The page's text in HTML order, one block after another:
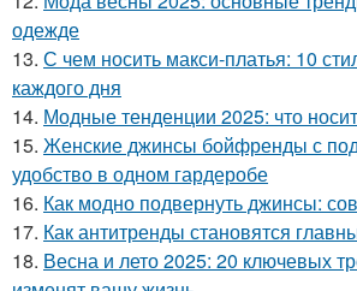
одежде
13. С чем носить макси-платья: 10
каждого дня
14. Модные тенденции 2025: что
15. Женские джинсы бойфренды с
удобство в одном гардеробе
16. Как модно подвернуть джинсы:
17. Как антитренды становятся
18. Весна и лето 2025: 20 ключевых